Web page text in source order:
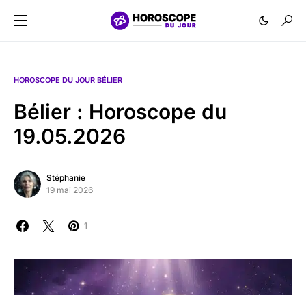
HOROSCOPE DU JOUR BÉLIER
Bélier : Horoscope du
19.05.2026
Stéphanie
19 mai 2026
1